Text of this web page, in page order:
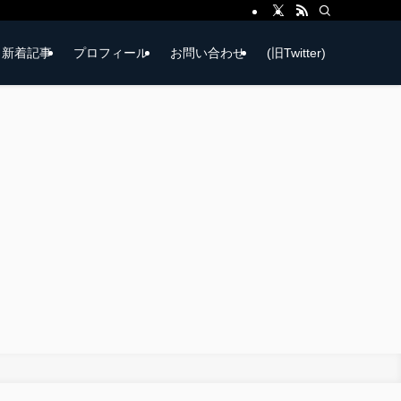
新着記事 プロフィール お問い合わせ (旧Twitter)